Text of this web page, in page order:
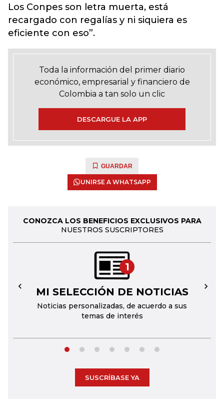
Los Conpes son letra muerta, está
recargado con regalías y ni siquiera es
eficiente con eso”.
Toda la información del primer diario
económico, empresarial y financiero de
Colombia a tan solo un clic
DESCARGUE LA APP
GUARDAR
UNIRSE A WHATSAPP
CONOZCA LOS BENEFICIOS EXCLUSIVOS PARA
NUESTROS SUSCRIPTORES
1
MI SELECCIÓN DE NOTICIAS
Noticias personalizadas, de acuerdo a sus
temas de interés
← →
SUSCRÍBASE YA